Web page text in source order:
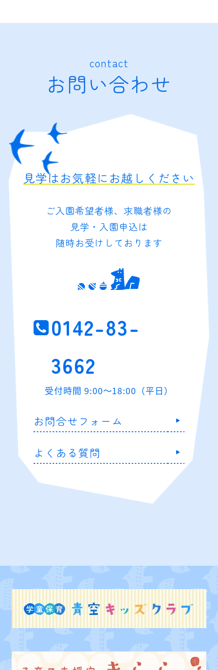
contact
お問い合わせ
見学はお気軽にお越しください
ご入園希望者様、求職者様の
見学・入園申込は
随時お受けしております
0142-83-
3662
受付時間 9:00～18:00（平日）
お問合せフォーム
よくある質問